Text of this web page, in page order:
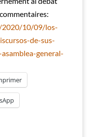
2020/10/09/los-
de-sus-
general-